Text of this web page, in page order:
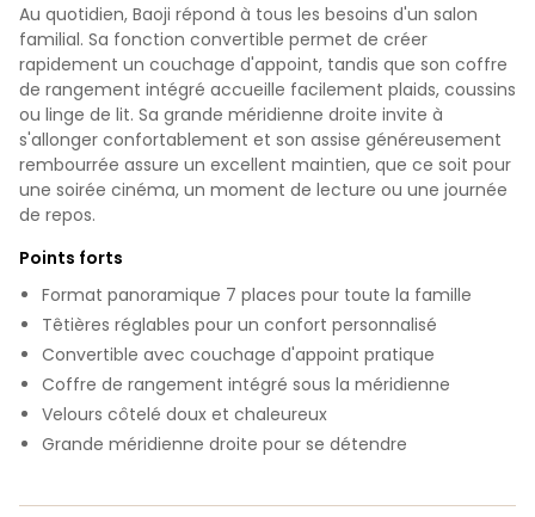
Au quotidien, Baoji répond à tous les besoins d'un salon
familial. Sa fonction convertible permet de créer
rapidement un couchage d'appoint, tandis que son coffre
de rangement intégré accueille facilement plaids, coussins
ou linge de lit. Sa grande méridienne droite invite à
s'allonger confortablement et son assise généreusement
rembourrée assure un excellent maintien, que ce soit pour
une soirée cinéma, un moment de lecture ou une journée
de repos.
Points forts
Format panoramique 7 places pour toute la famille
Têtières réglables pour un confort personnalisé
Convertible avec couchage d'appoint pratique
Coffre de rangement intégré sous la méridienne
Velours côtelé doux et chaleureux
Grande méridienne droite pour se détendre